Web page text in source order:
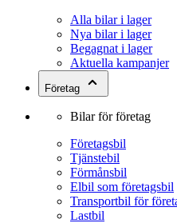
Alla bilar i lager
Nya bilar i lager
Begagnat i lager
Aktuella kampanjer
Företag
Bilar för företag
Företagsbil
Tjänstebil
Förmånsbil
Elbil som företagsbil
Transportbil för
Lastbil